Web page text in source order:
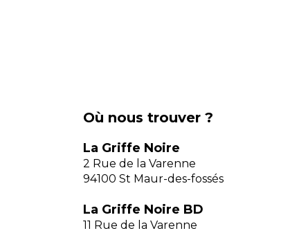
Où nous trouver ?
La Griffe Noire
2 Rue de la Varenne
94100 St Maur-des-fossés
La Griffe Noire BD
11 Rue de la Varenne